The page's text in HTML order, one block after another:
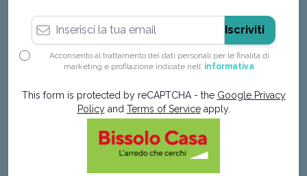
Indirizzo email
Iscriviti
Acconsento al trattamento dei dati personali per le finalità di
marketing e profilazione indicate nell’ informativa
This form is protected by reCAPTCHA - the Google Privacy
Policyand Terms of Serviceapply.